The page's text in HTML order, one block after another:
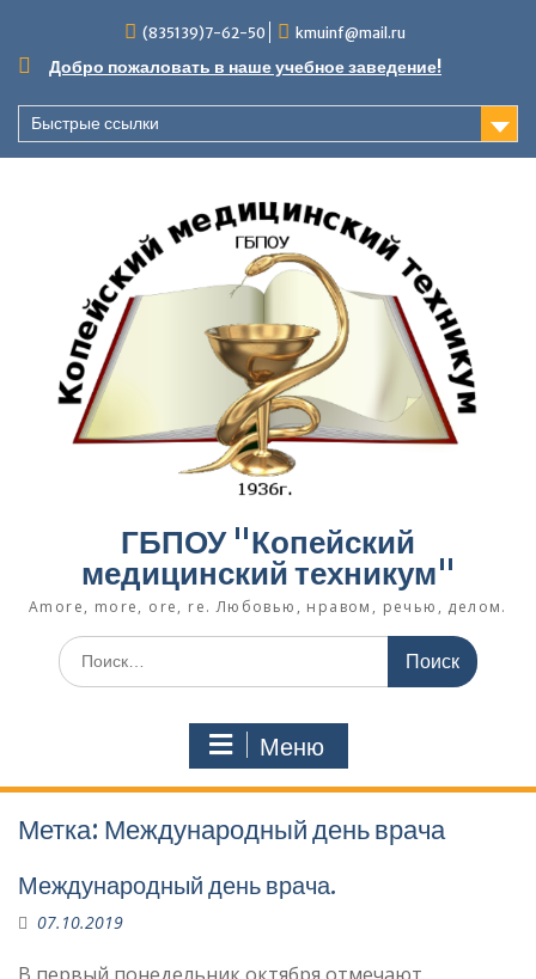
содержимому
(835139)7-62-50 kmuinf@mail.ru
Добро пожаловать в наше учебное заведение!
Быстрые ссылки
ГБПОУ "Копейский
медицинский техникум"
Amore, more, ore, re. Любовью, нравом, речью, делом.
Поиск
по:
Меню
Метка: Международный день врача
Международный день врача.
07.10.2019